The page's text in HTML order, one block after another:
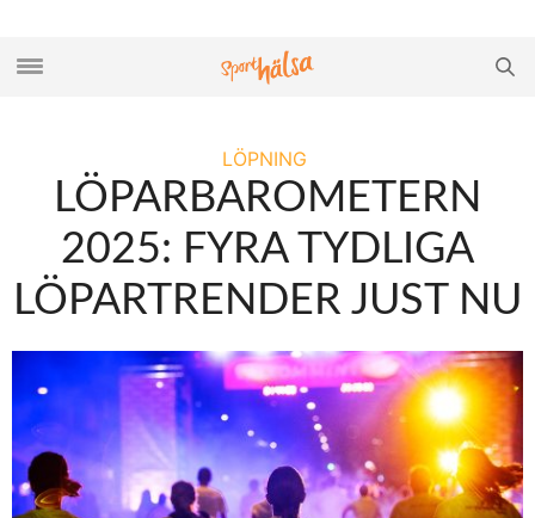
LÖPNING
LÖPARBAROMETERN
2025: FYRA TYDLIGA
LÖPARTRENDER JUST NU